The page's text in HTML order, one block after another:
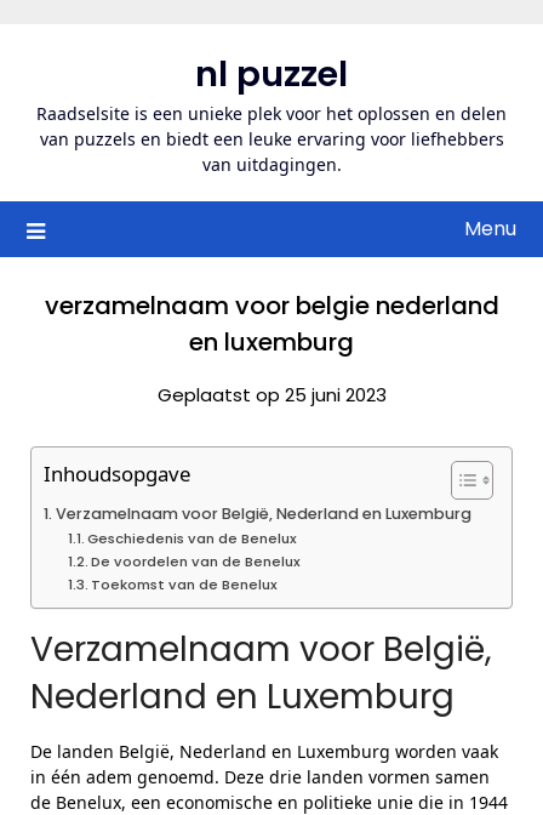
inhoud
nl puzzel
Raadselsite is een unieke plek voor het oplossen en delen
van puzzels en biedt een leuke ervaring voor liefhebbers
van uitdagingen.
Menu
verzamelnaam voor belgie nederland
en luxemburg
Geplaatst op 25 juni 2023
Inhoudsopgave
Verzamelnaam voor België, Nederland en Luxemburg
Geschiedenis van de Benelux
De voordelen van de Benelux
Toekomst van de Benelux
Verzamelnaam voor België,
Nederland en Luxemburg
De landen België, Nederland en Luxemburg worden vaak
in één adem genoemd. Deze drie landen vormen samen
de Benelux, een economische en politieke unie die in 1944